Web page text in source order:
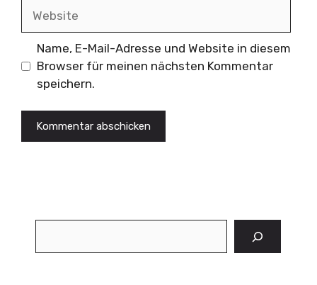
Name, E-Mail-Adresse und Website in diesem
Browser für meinen nächsten Kommentar
speichern.